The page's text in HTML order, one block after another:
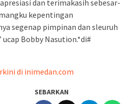
dan terimakasih sebesar-
kepentingan
segenap pimpinan dan sleuruh
ucap Bobby Nasution.*di#
di inimedan.com
SEBARKAN